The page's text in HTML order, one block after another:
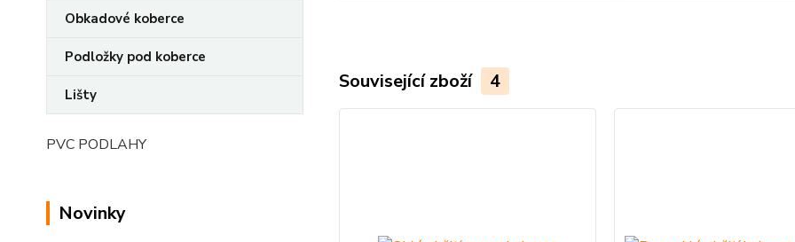
Obkadové koberce
Podložky pod koberce
Lišty
PVC PODLAHY
Novinky
Související zboží 4